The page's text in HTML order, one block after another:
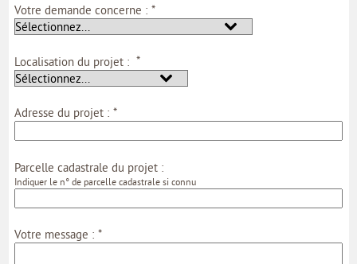
Votre demande concerne : *
Localisation du projet : *
Adresse du projet : *
Parcelle cadastrale du projet :
Indiquer le n° de parcelle cadastrale si connu
Votre message : *